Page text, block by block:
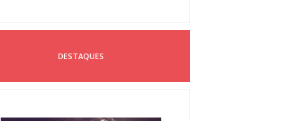
DESTAQUES